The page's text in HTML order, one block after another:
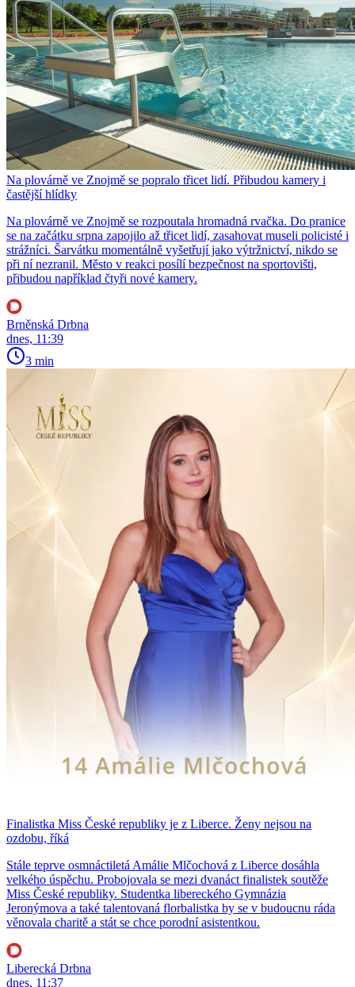
Na plovárně ve Znojmě se popralo třicet lidí. Přibudou kamery i
častější hlídky
Na plovárně ve Znojmě se rozpoutala hromadná rvačka. Do pranice
se na začátku srpna zapojilo až třicet lidí, zasahovat museli policisté i
strážníci. Šarvátku momentálně vyšetřují jako výtržnictví, nikdo se
při ní nezranil. Město v reakci posílí bezpečnost na sportovišti,
přibudou například čtyři nové kamery.
Brněnská Drbna
dnes, 11:39
3 min
Finalistka Miss České republiky je z Liberce. Ženy nejsou na
ozdobu, říká
Stále teprve osmnáctiletá Amálie Mlčochová z Liberce dosáhla
velkého úspěchu. Probojovala se mezi dvanáct finalistek soutěže
Miss České republiky. Studentka libereckého Gymnázia
Jeronýmova a také talentovaná florbalistka by se v budoucnu ráda
věnovala charitě a stát se chce porodní asistentkou.
Liberecká Drbna
dnes, 11:37